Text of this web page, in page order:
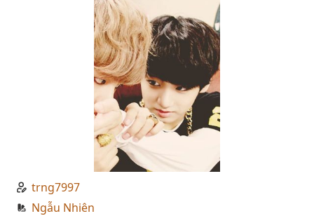
trng7997
Ngẫu Nhiên